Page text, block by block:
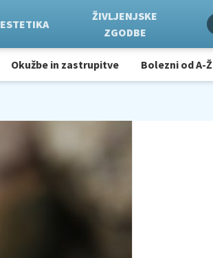
ESTETIKA
ŽIVLJENJSKE
ZGODBE
Okužbe in zastrupitve Bolezni od A-Ž